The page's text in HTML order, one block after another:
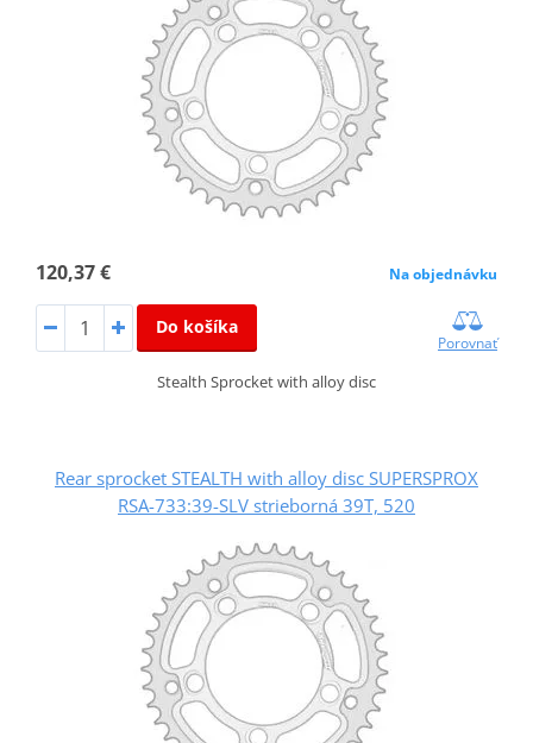
120,37 € Na objednávku
Do košíka
Porovnať
Stealth Sprocket with alloy disc
Rear sprocket STEALTH with alloy disc SUPERSPROX
RSA-733:39-SLV strieborná 39T, 520